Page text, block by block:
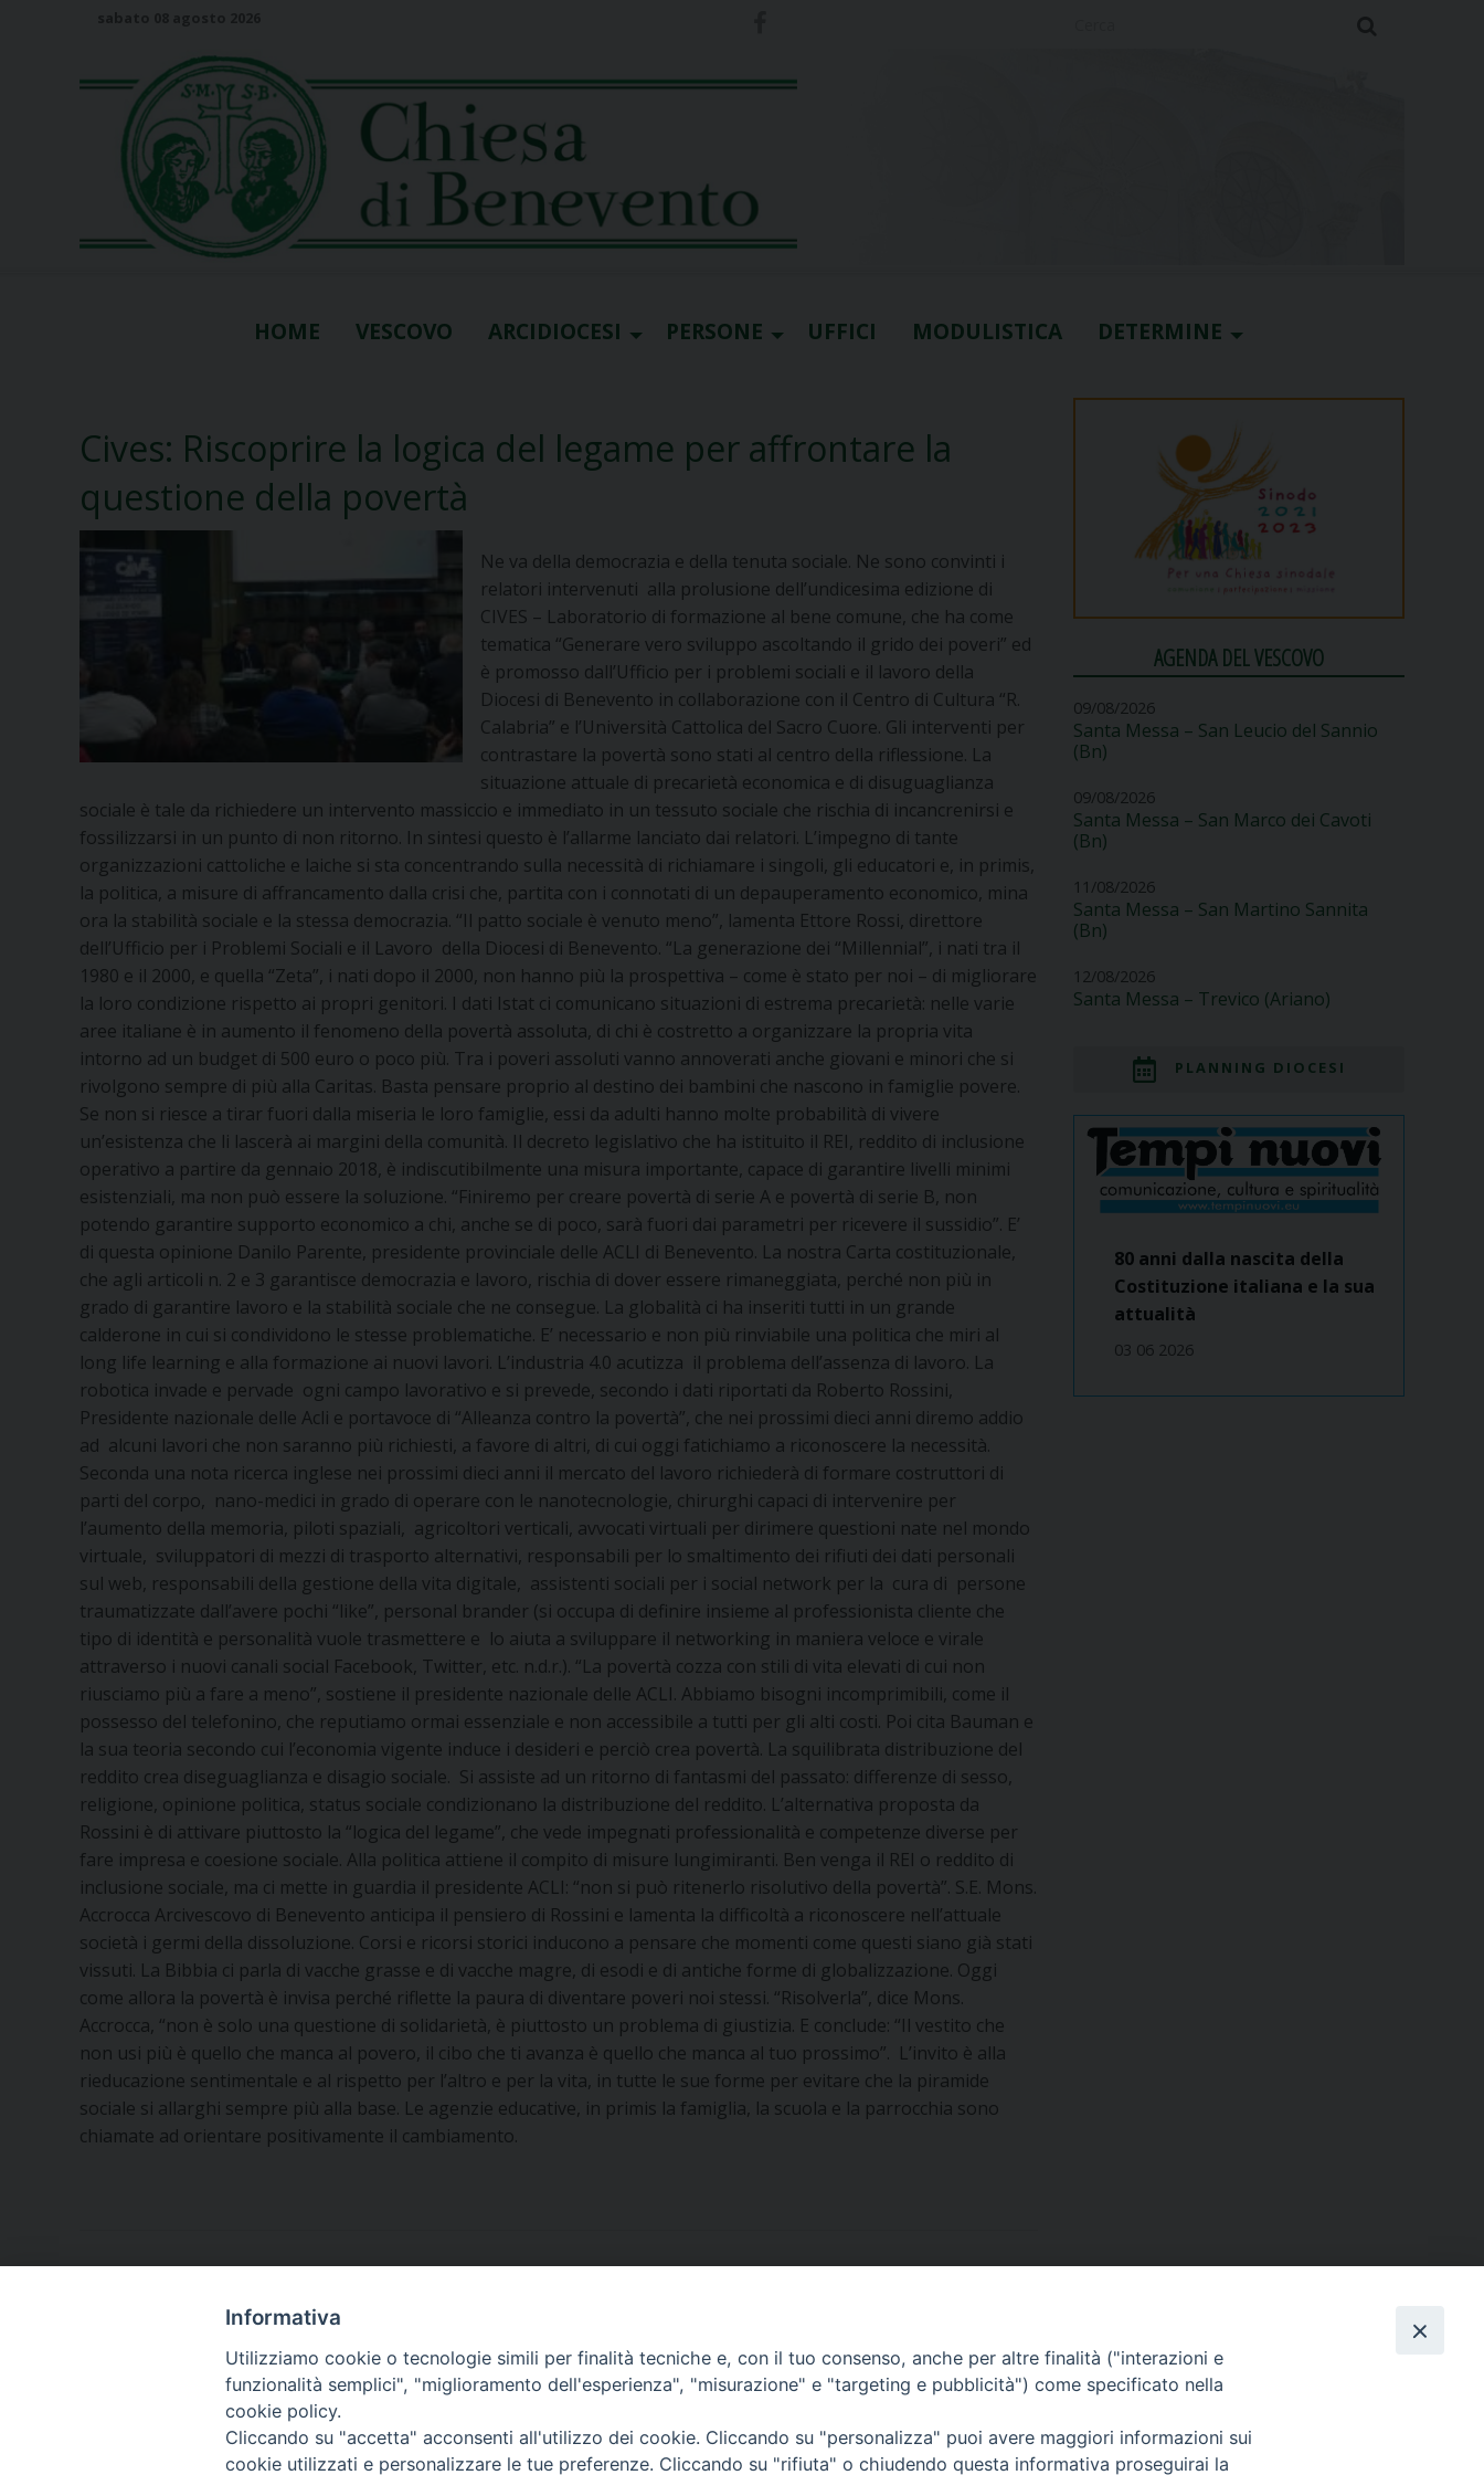
HOME VESCOVO ARCIDIOCESI PERSONE UFFICI MODULISTICA DETERMINE
Cives: Riscoprire la logica del legame per affrontare la
questione della povertà
Ne va della democrazia e della tenuta sociale. Ne sono convinti i
relatori intervenuti alla prolusione dell’undicesima edizione di
CIVES – Laboratorio di formazione al bene comune, che ha come
tematica “Generare vero sviluppo ascoltando il grido dei poveri” ed
è promosso dall’Ufficio per i problemi sociali e il lavoro della
Diocesi di Benevento in collaborazione con il Centro di Cultura “R.
Calabria” e l’Università Cattolica del Sacro Cuore. Gli interventi per
contrastare la povertà sono stati al centro della riflessione. La
situazione attuale di precarietà economica e di disuguaglianza
sociale è tale da richiedere un intervento massiccio e immediato in un tessuto sociale che rischia di incancrenirsi e
fossilizzarsi in un punto di non ritorno. In sintesi questo è l’allarme lanciato dai relatori. L’impegno di tante
organizzazioni cattoliche e laiche si sta concentrando sulla necessità di richiamare i singoli, gli educatori e, in primis,
la politica, a misure di affrancamento dalla crisi che, partita con i connotati di un depauperamento economico, mina
ora la stabilità sociale e la stessa democrazia. “Il patto sociale è venuto meno”, lamenta Ettore Rossi, direttore
dell’Ufficio per i Problemi Sociali e il Lavoro della Diocesi di Benevento. “La generazione dei “Millennial”, i nati tra il
1980 e il 2000, e quella “Zeta”, i nati dopo il 2000, non hanno più la prospettiva – come è stato per noi – di migliorare
la loro condizione rispetto ai propri genitori. I dati Istat ci comunicano situazioni di estrema precarietà: nelle varie
aree italiane è in aumento il fenomeno della povertà assoluta, di chi è costretto a organizzare la propria vita
intorno ad un budget di 500 euro o poco più. Tra i poveri assoluti vanno annoverati anche giovani e minori che si
rivolgono sempre di più alla Caritas. Basta pensare proprio al destino dei bambini che nascono in famiglie povere.
Se non si riesce a tirar fuori dalla miseria le loro famiglie, essi da adulti hanno molte probabilità di vivere
un’esistenza che li lascerà ai margini della comunità. Il decreto legislativo che ha istituito il REI, reddito di inclusione
operativo a partire da gennaio 2018, è indiscutibilmente una misura importante, capace di garantire livelli minimi
esistenziali, ma non può essere la soluzione. “Finiremo per creare povertà di serie A e povertà di serie B, non
potendo garantire supporto economico a chi, anche se di poco, sarà fuori dai parametri per ricevere il sussidio”. E’
di questa opinione Danilo Parente, presidente provinciale delle ACLI di Benevento. La nostra Carta costituzionale,
che agli articoli n. 2 e 3 garantisce democrazia e lavoro, rischia di dover essere rimaneggiata, perché non più in
grado di garantire lavoro e la stabilità sociale che ne consegue. La globalità ci ha inseriti tutti in un grande
calderone in cui si condividono le stesse problematiche. E’ necessario e non più rinviabile una politica che miri al
long life learning e alla formazione ai nuovi lavori. L’industria 4.0 acutizza il problema dell’assenza di lavoro. La
robotica invade e pervade ogni campo lavorativo e si prevede, secondo i dati riportati da Roberto Rossini,
Presidente nazionale delle Acli e portavoce di “Alleanza contro la povertà”, che nei prossimi dieci anni diremo addio
ad alcuni lavori che non saranno più richiesti, a favore di altri, di cui oggi fatichiamo a riconoscere la necessità.
Seconda una nota ricerca inglese nei prossimi dieci anni il mercato del lavoro richiederà di formare costruttori di
parti del corpo, nano-medici in grado di operare con le nanotecnologie, chirurghi capaci di intervenire per
l’aumento della memoria, piloti spaziali, agricoltori verticali, avvocati virtuali per dirimere questioni nate nel mondo
virtuale, sviluppatori di mezzi di trasporto alternativi, responsabili per lo smaltimento dei rifiuti dei dati personali
sul web, responsabili della gestione della vita digitale, assistenti sociali per i social network per la cura di persone
traumatizzate dall’avere pochi “like”, personal brander (si occupa di definire insieme al professionista cliente che
tipo di identità e personalità vuole trasmettere e lo aiuta a sviluppare il networking in maniera veloce e virale
attraverso i nuovi canali social Facebook, Twitter, etc. n.d.r.). “La povertà cozza con stili di vita elevati di cui non
riusciamo più a fare a meno”, sostiene il presidente nazionale delle ACLI. Abbiamo bisogni incomprimibili, come il
possesso del telefonino, che reputiamo ormai essenziale e non accessibile a tutti per gli alti costi. Poi cita Bauman e
la sua teoria secondo cui l’economia vigente induce i desideri e perciò crea povertà. La squilibrata distribuzione del
reddito crea diseguaglianza e disagio sociale. Si assiste ad un ritorno di fantasmi del passato: differenze di sesso,
religione, opinione politica, status sociale condizionano la distribuzione del reddito. L’alternativa proposta da
Rossini è di attivare piuttosto la “logica del legame”, che vede impegnati professionalità e competenze diverse per
fare impresa e coesione sociale. Alla politica attiene il compito di misure lungimiranti. Ben venga il REI o reddito di
inclusione sociale, ma ci mette in guardia il presidente ACLI: “non si può ritenerlo risolutivo della povertà”. S.E. Mons.
Accrocca Arcivescovo di Benevento anticipa il pensiero di Rossini e lamenta la difficoltà a riconoscere nell’attuale
società i germi della dissoluzione. Corsi e ricorsi storici inducono a pensare che momenti come questi siano già stati
vissuti. La Bibbia ci parla di vacche grasse e di vacche magre, di esodi e di antiche forme di globalizzazione. Oggi
come allora la povertà è invisa perché riflette la paura di diventare poveri noi stessi. “Risolverla”, dice Mons.
Accrocca, “non è solo una questione di solidarietà, è piuttosto un problema di giustizia. E conclude: “Il vestito che
non usi più è quello che manca al povero, il cibo che ti avanza è quello che manca al tuo prossimo”. L’invito è alla
rieducazione sentimentale e al rispetto per l’altro e per la vita, in tutte le sue forme per evitare che la piramide
sociale si allarghi sempre più alla base. Le agenzie educative, in primis la famiglia, la scuola e la parrocchia sono
chiamate ad orientare positivamente il cambiamento.
AGENDA DEL VESCOVO
09/08/2026
Santa Messa – San Leucio del Sannio
(Bn)
09/08/2026
Santa Messa – San Marco dei Cavoti
(Bn)
11/08/2026
Santa Messa – San Martino Sannita
(Bn)
12/08/2026
Santa Messa – Trevico (Ariano)
PLANNING DIOCESI
80 anni dalla nascita della
Costituzione italiana e la sua
attualità
03 06 2026
Piazza Orsini, 27
82100 Benevento (BN)
Informativa
Utilizziamo cookie o tecnologie simili per finalità tecniche e, con il tuo consenso, anche per altre finalità ("interazioni e
funzionalità semplici", "miglioramento dell'esperienza", "misurazione" e "targeting e pubblicità") come specificato nella
cookie policy.
Cliccando su "accetta" acconsenti all'utilizzo dei cookie. Cliccando su "personalizza" puoi avere maggiori informazioni sui
cookie utilizzati e personalizzare le tue preferenze. Cliccando su "rifiuta" o chiudendo questa informativa proseguirai la